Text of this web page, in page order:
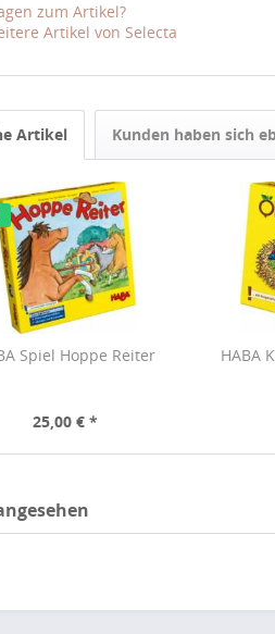
zum Artikel?
Artikel von Selecta
Artikel Kunden haben sich
Spiel Hoppe Reiter
25,00 € *
HABA